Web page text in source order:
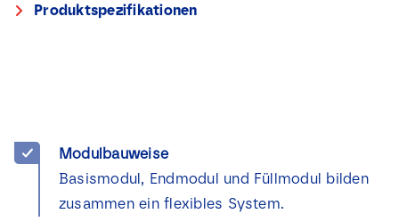
Produktspezifikationen
Modulbauweise
Basismodul, Endmodul und Füllmodul bilden
zusammen ein flexibles System.